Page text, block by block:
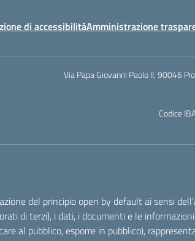
di accessibilitàAmministrazione
Via Papa Giovanni Paolo II, 90046
Codice
del principio open by default ai sensi
di terzi), i dati, i documenti e le
al pubblico, esporre in pubblico),